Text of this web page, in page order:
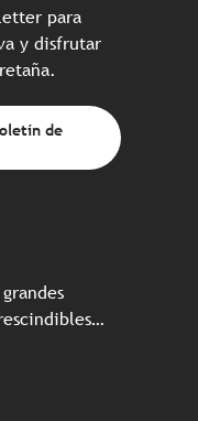
para
y disfrutar
de